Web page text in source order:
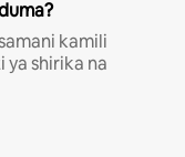
kamili
shirika na